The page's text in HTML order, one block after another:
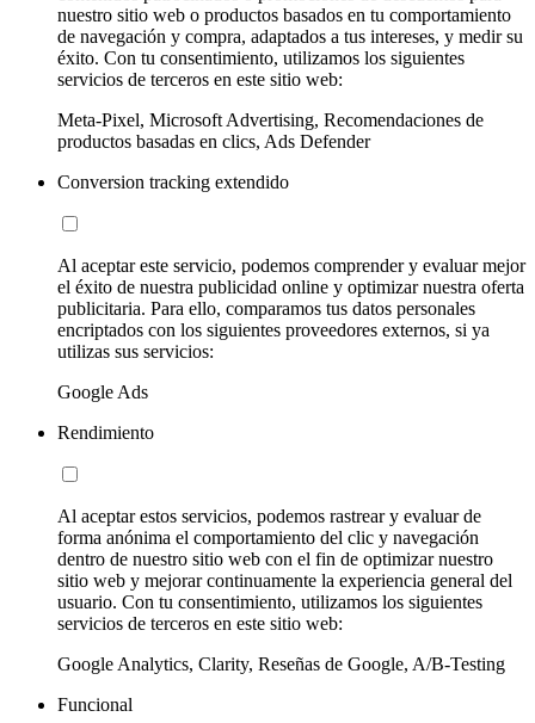
nuestro sitio web o productos basados en tu comportamiento
de navegación y compra, adaptados a tus intereses, y medir su
éxito. Con tu consentimiento, utilizamos los siguientes
servicios de terceros en este sitio web:
Meta-Pixel, Microsoft Advertising, Recomendaciones de
productos basadas en clics, Ads Defender
Conversion tracking extendido
Al aceptar este servicio, podemos comprender y evaluar mejor
el éxito de nuestra publicidad online y optimizar nuestra oferta
publicitaria. Para ello, comparamos tus datos personales
encriptados con los siguientes proveedores externos, si ya
utilizas sus servicios:
Google Ads
Rendimiento
Al aceptar estos servicios, podemos rastrear y evaluar de
forma anónima el comportamiento del clic y navegación
dentro de nuestro sitio web con el fin de optimizar nuestro
sitio web y mejorar continuamente la experiencia general del
usuario. Con tu consentimiento, utilizamos los siguientes
servicios de terceros en este sitio web:
Google Analytics, Clarity, Reseñas de Google, A/B-Testing
Funcional